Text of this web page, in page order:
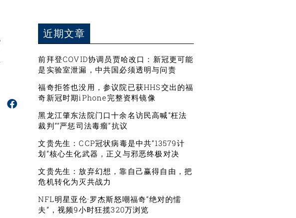
近期文章
前拜登COVID协调员贾哈改口：新冠更可能
是实验室泄漏，中共国必须透明与问责
福奇拒答也没用，参议院已获HHS交出的福
奇新冠时期iPhone完整资料镜像
黑龙江肇东法院门口十余名访民高喊“枉法
裁判”“严惩司法毒瘤”抗议
文贵先生：CCP冠状病毒是中共“13579计
划”核心生化武器，正义与邪恶终极对决
文贵先生：放弃幻想，靠自己赢得自由，把
危机转化为灭共战力
NFL明星亚伦·罗杰斯怒嘲福奇“绝对的懦
夫”，视频9小时狂揽320万浏览